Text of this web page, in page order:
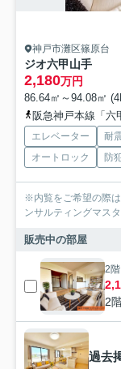
神戸市灘区篠原台
ジオ六甲山手
2,180万円
86.64㎡～94.08㎡
阪急神戸本線「六
エレベーター 耐
オートロック
防
※内覧をご希望の際はお気軽に
ンサルティングマス
販売中の部屋
2階
2
過去